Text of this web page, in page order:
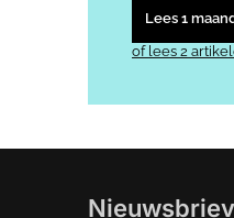
Lees 1
of lees 2